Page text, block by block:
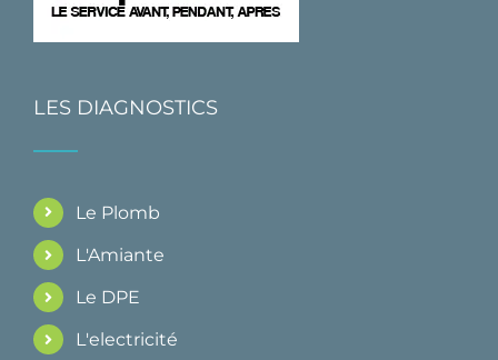
LES DIAGNOSTICS
Le Plomb
L'Amiante
Le DPE
L'electricité